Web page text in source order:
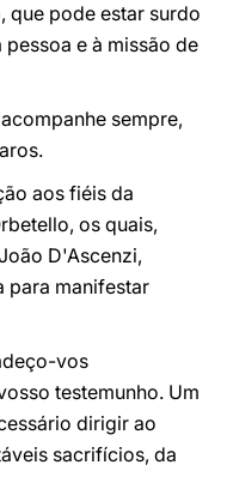
que pode estar surdo
e à missão de
sempre,
aos fiéis da
os quais,
D'Ascenzi,
para manifestar
vos
testemunho. Um
dirigir ao
sacrifícios, da